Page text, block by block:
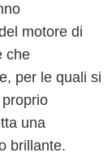
motore di
che
per le quali si
una
brillante.